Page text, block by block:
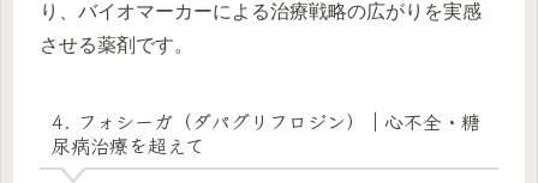
り、バイオマーカーによる治療戦略の広がりを実感
させる薬剤です。
4. フォシーガ（ダパグリフロジン）｜心不全・糖
尿病治療を超えて